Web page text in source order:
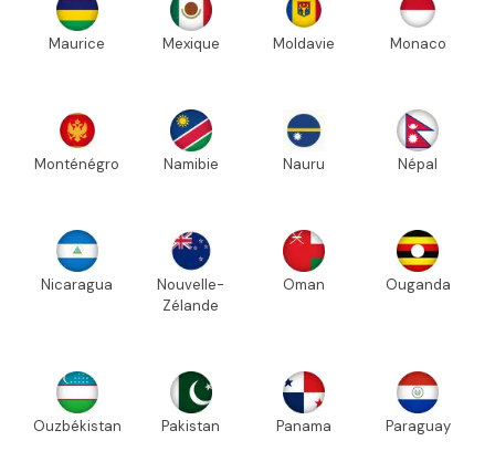
Maurice Mexique Moldavie Monaco
Monténégro Namibie Nauru Népal
Nicaragua
Nouvelle-
Zélande
Oman Ouganda
Ouzbékistan Pakistan Panama Paraguay